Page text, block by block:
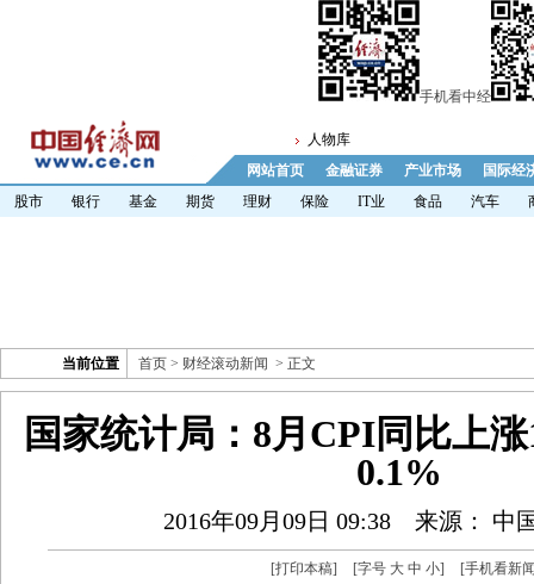
手机看中经
人物库
网站首页
金融证券 产业市场
国际经
股市
银行 基金 期货 理财 保险 IT业 食品 汽车
当前位置 首页 > 财经滚动新闻 > 正文
国家统计局：8月CPI同比上
0.1%
2016年09月09日 09:38 来源： 中
[打印本稿] [字号 大 中 小] [手机看新